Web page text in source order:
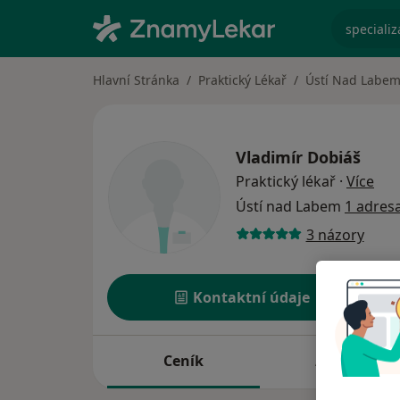
Hlavní Stránka Praktický Lékař Ústí Nad Labem
Vladimír Dobiáš
Praktický lékař · Více
Ústí nad Labem 1
3 názory
Kontaktní údaje
Ceník Adresy